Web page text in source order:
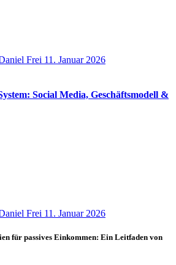
Frei 11. Januar 2026
Social Media, Geschäftsmodell &
Frei 11. Januar 2026
für passives Einkommen: Ein Leitfaden von